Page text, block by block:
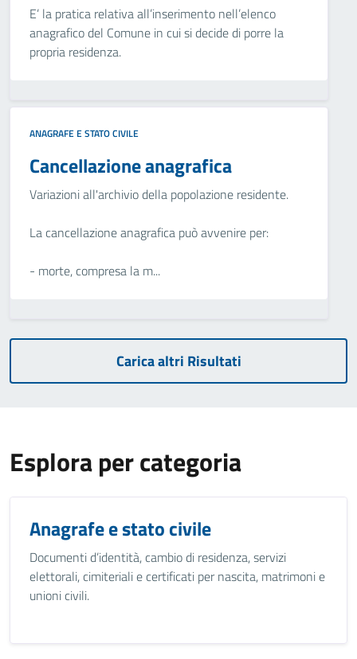
E’ la pratica relativa all’inserimento nell’elenco
anagrafico del Comune in cui si decide di porre la
propria residenza.
ANAGRAFE E STATO CIVILE
Cancellazione anagrafica
Variazioni all'archivio della popolazione residente.
La cancellazione anagrafica può avvenire per:
- morte, compresa la m...
Carica altri Risultati
Esplora per categoria
Anagrafe e stato civile
Documenti d’identità, cambio di residenza, servizi
elettorali, cimiteriali e certificati per nascita, matrimoni e
unioni civili.